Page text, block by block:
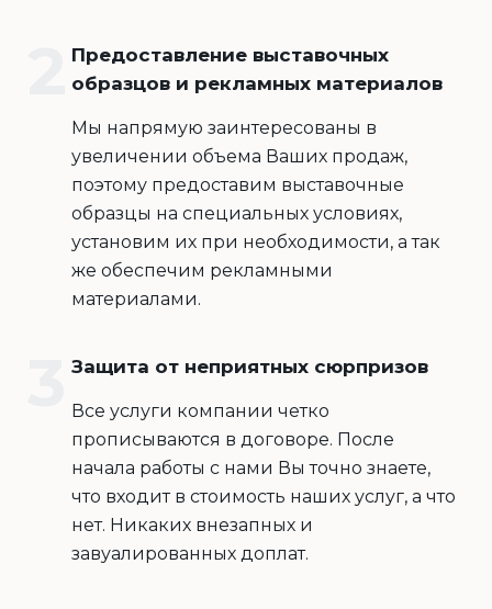
Предоставление выставочных
образцов и рекламных материалов
Мы напрямую заинтересованы в
увеличении объема Ваших продаж,
поэтому предоставим выставочные
образцы на специальных условиях,
установим их при необходимости, а так
же обеспечим рекламными
материалами.
Защита от неприятных сюрпризов
Все услуги компании четко
прописываются в договоре. После
начала работы с нами Вы точно знаете,
что входит в стоимость наших услуг, а что
нет. Никаких внезапных и
завуалированных доплат.